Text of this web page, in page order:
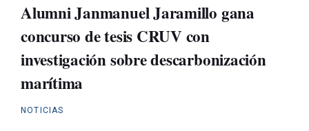
Alumni Janmanuel Jaramillo gana
concurso de tesis CRUV con
investigación sobre descarbonización
marítima
NOTICIAS